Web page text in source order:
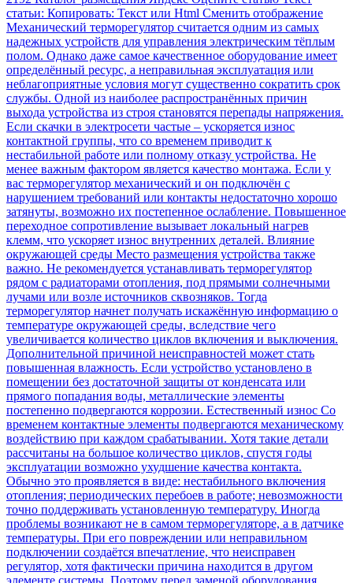
статьи: Копировать: Текст или Html Cменить отображение
Механический терморегулятор считается одним из самых
надежных устройств для управления электрическим тёплым
полом. Однако даже самое качественное оборудование имеет
определённый ресурс, а неправильная эксплуатация или
неблагоприятные условия могут существенно сократить срок
службы. Одной из наиболее распространённых причин
выхода устройства из строя становятся перепады напряжения.
Если скачки в электросети частые – ускоряется износ
контактной группы, что со временем приводит к
нестабильной работе или полному отказу устройства. Не
менее важным фактором является качество монтажа. Если у
вас терморегулятор механический и он подключён с
нарушением требований или контакты недостаточно хорошо
затянуты, возможно их постепенное ослабление. Повышенное
переходное сопротивление вызывает локальный нагрев
клемм, что ускоряет износ внутренних деталей. Влияние
окружающей среды Место размещения устройства также
важно. Не рекомендуется устанавливать терморегулятор
рядом с радиаторами отопления, под прямыми солнечными
лучами или возле источников сквозняков. Тогда
терморегулятор начнет получать искажённую информацию о
температуре окружающей среды, вследствие чего
увеличивается количество циклов включения и выключения.
Дополнительной причиной неисправностей может стать
повышенная влажность. Если устройство установлено в
помещении без достаточной защиты от конденсата или
прямого попадания воды, металлические элементы
постепенно подвергаются коррозии. Естественный износ Со
временем контактные элементы подвергаются механическому
воздействию при каждом срабатывании. Хотя такие детали
рассчитаны на большое количество циклов, спустя годы
эксплуатации возможно ухудшение качества контакта.
Обычно это проявляется в виде: нестабильного включения
отопления; периодических перебоев в работе; невозможности
точно поддерживать установленную температуру. Иногда
проблемы возникают не в самом терморегуляторе, а в датчике
температуры. При его повреждении или неправильном
подключении создаётся впечатление, что неисправен
регулятор, хотя фактически причина находится в другом